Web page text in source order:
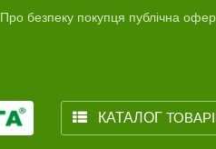
Про безпеку покупця публічна
КАТАЛОГ